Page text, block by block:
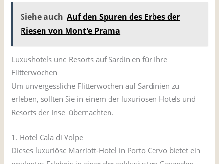
Siehe auch Auf den Spuren des Erbes der
Riesen von Mont'e Prama
Luxushotels und Resorts auf Sardinien für Ihre
Flitterwochen
Um unvergessliche Flitterwochen auf Sardinien zu
erleben, sollten Sie in einem der luxuriösen Hotels und
Resorts der Insel übernachten.
1. Hotel Cala di Volpe
Dieses luxuriöse Marriott-Hotel in Porto Cervo bietet ein